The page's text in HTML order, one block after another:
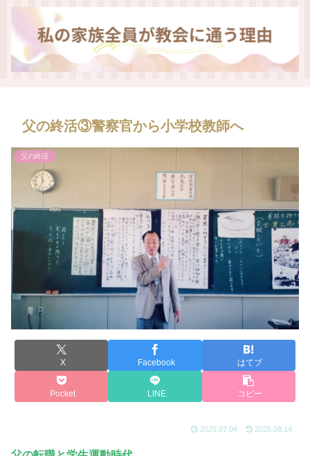
父の終活③警察官から小学校教師へ
父の終活
X Facebook はてブ
Pocket LINE コピー
2025.07.04 2025.08.14